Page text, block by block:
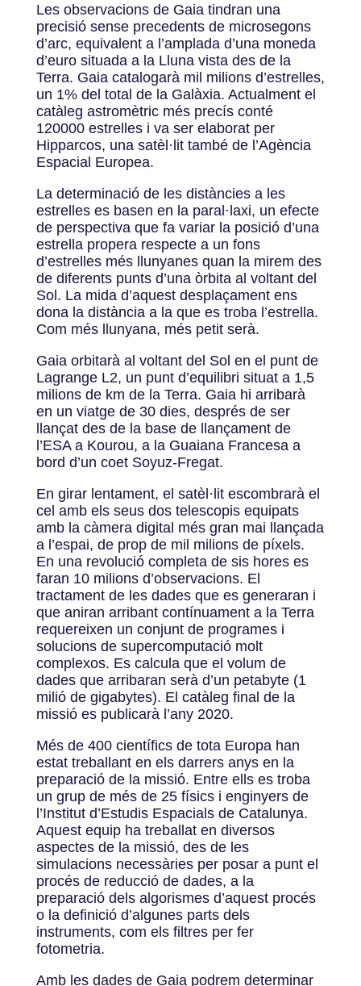
Les observacions de Gaia tindran una
precisió sense precedents de microsegons
d’arc, equivalent a l’amplada d’una moneda
d’euro situada a la Lluna vista des de la
Terra. Gaia catalogarà mil milions d’estrelles,
un 1% del total de la Galàxia. Actualment el
catàleg astromètric més precís conté
120000 estrelles i va ser elaborat per
Hipparcos, una satèl·lit també de l’Agència
Espacial Europea.
La determinació de les distàncies a les
estrelles es basen en la paral·laxi, un efecte
de perspectiva que fa variar la posició d’una
estrella propera respecte a un fons
d’estrelles més llunyanes quan la mirem des
de diferents punts d’una òrbita al voltant del
Sol. La mida d’aquest desplaçament ens
dona la distància a la que es troba l’estrella.
Com més llunyana, més petit serà.
Gaia orbitarà al voltant del Sol en el punt de
Lagrange L2, un punt d’equilibri situat a 1,5
milions de km de la Terra. Gaia hi arribarà
en un viatge de 30 dies, després de ser
llançat des de la base de llançament de
l’ESA a Kourou, a la Guaiana Francesa a
bord d’un coet Soyuz-Fregat.
En girar lentament, el satèl·lit escombrarà el
cel amb els seus dos telescopis equipats
amb la càmera digital més gran mai llançada
a l’espai, de prop de mil milions de píxels.
En una revolució completa de sis hores es
faran 10 milions d’observacions. El
tractament de les dades que es generaran i
que aniran arribant contínuament a la Terra
requereixen un conjunt de programes i
solucions de supercomputació molt
complexos. Es calcula que el volum de
dades que arribaran serà d’un petabyte (1
milió de gigabytes). El catàleg final de la
missió es publicarà l’any 2020.
Més de 400 científics de tota Europa han
estat treballant en els darrers anys en la
preparació de la missió. Entre ells es troba
un grup de més de 25 físics i enginyers de
l’Institut d’Estudis Espacials de Catalunya.
Aquest equip ha treballat en diversos
aspectes de la missió, des de les
simulacions necessàries per posar a punt el
procés de reducció de dades, a la
preparació dels algorismes d’aquest procés
o la definició d’algunes parts dels
instruments, com els filtres per fer
fotometria.
Amb les dades de Gaia podrem determinar